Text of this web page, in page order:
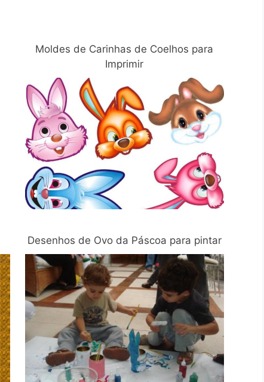
Moldes de Carinhas de Coelhos para
Imprimir
Desenhos de Ovo da Páscoa para pintar